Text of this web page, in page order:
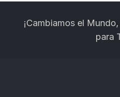
¡Cambiamos el Mundo,
para